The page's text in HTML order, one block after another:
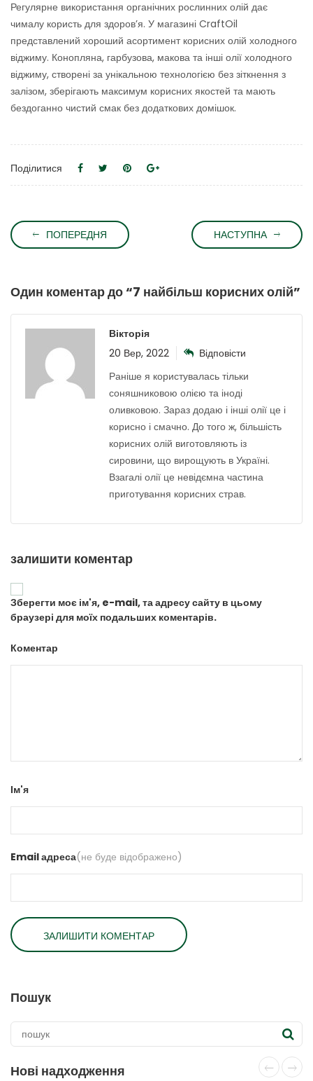
Регулярне використання органічних рослинних олій дає
чималу користь для здоров’я. У магазині CraftOil
представлений хороший асортимент корисних олій холодного
віджиму. Конопляна, гарбузова, макова та інші олії холодного
віджиму, створені за унікальною технологією без зіткнення з
залізом, зберігають максимум корисних якостей та мають
бездоганно чистий смак без додаткових домішок.
Поділитися
ПОПЕРЕДНЯ НАСТУПНА
Один коментар до “7 найбільш корисних олій”
Вікторія
20 Вер, 2022
Відповісти
Раніше я користувалась тільки
соняшниковою олією та іноді
оливковою. Зараз додаю і інші олії це і
корисно і смачно. До того ж, більшість
корисних олій виготовляють із
сировини, що вирощують в Україні.
Взагалі олії це невідємна частина
приготування корисних страв.
залишити коментар
Зберегти моє ім'я, e-mail, та адресу сайту в цьому
браузері для моїх подальших коментарів.
Коментар
Ім'я
Email адреса(не буде відображено)
Пошук
Нові надходження